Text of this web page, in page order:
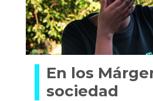
En los
sociedad